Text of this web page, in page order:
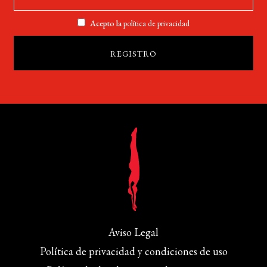
Acepto lapolítica de privacidad
Aviso Legal
Política de privacidad y condiciones de uso